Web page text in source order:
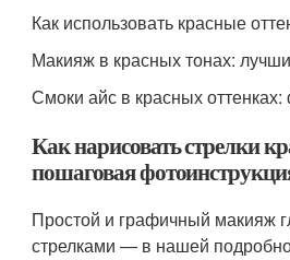
Как использовать красные
Макияж в красных тонах:
Смоки айс в красных оттенках:
Как нарисовать стрелки
пошаговая
Простой и графичный макияж
стрелками — в нашей